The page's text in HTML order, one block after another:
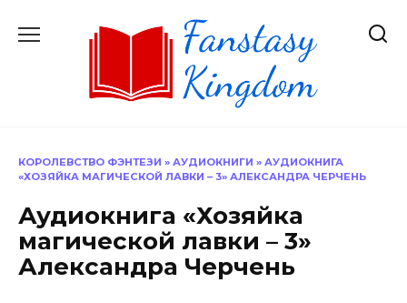
КОРОЛЕВСТВО ФЭНТЕЗИ » АУДИОКНИГИ » АУДИОКНИГА
«ХОЗЯЙКА МАГИЧЕСКОЙ ЛАВКИ – 3» АЛЕКСАНДРА ЧЕРЧЕНЬ
Аудиокнига «Хозяйка
магической лавки – 3»
Александра Черчень